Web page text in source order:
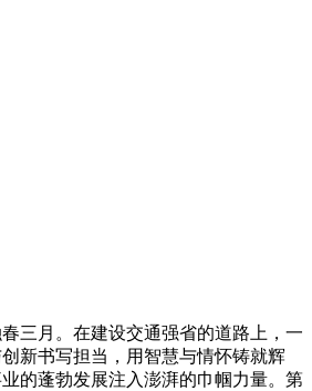
三月。在建设交通强省的道路上，一
新书写担当，用智慧与情怀铸就辉
的蓬勃发展注入澎湃的巾帼力量。第